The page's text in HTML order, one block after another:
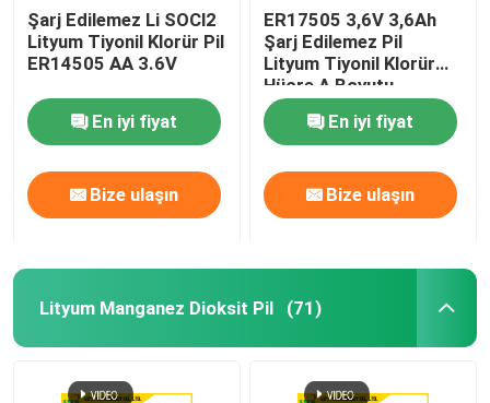
Şarj Edilemez Li SOCl2
Lityum Tiyonil Klorür Pil
ER14505 AA 3.6V
En iyi fiyat
Bize ulaşın
ER17505 3,6V 3,6Ah
Şarj Edilemez Pil
Lityum Tiyonil Klorür
Hücre A Boyutu
En iyi fiyat
Bize ulaşın
Lityum Manganez Dioksit Pil (71)